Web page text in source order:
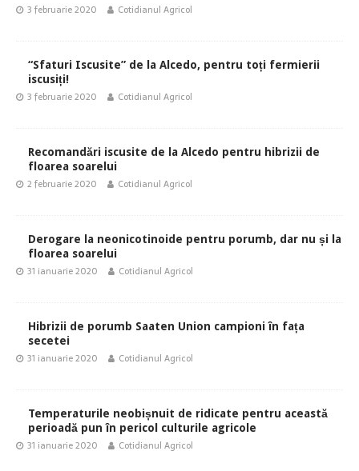
3 februarie 2020 Cotidianul Agricol
“Sfaturi Iscusite” de la Alcedo, pentru toți fermierii
iscusiți!
3 februarie 2020 Cotidianul Agricol
Recomandări iscusite de la Alcedo pentru hibrizii de
floarea soarelui
2 februarie 2020 Cotidianul Agricol
Derogare la neonicotinoide pentru porumb, dar nu și la
floarea soarelui
31 ianuarie 2020 Cotidianul Agricol
Hibrizii de porumb Saaten Union campioni în fața
secetei
31 ianuarie 2020 Cotidianul Agricol
Temperaturile neobișnuit de ridicate pentru această
perioadă pun în pericol culturile agricole
31 ianuarie 2020 Cotidianul Agricol